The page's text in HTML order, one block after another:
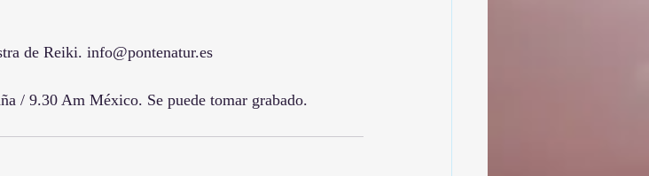
de Reiki. info@pontenatur.es
/ 9.30 Am México. Se puede tomar grabado.